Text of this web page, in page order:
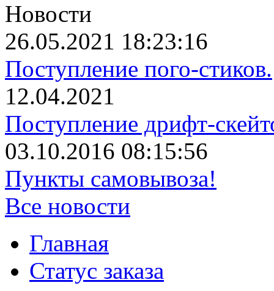
Новости
26.05.2021 18:23:16
Поступление пого-стиков.
12.04.2021
Поступление дрифт-
03.10.2016 08:15:56
Пункты самовывоза!
Все новости
Главная
Статус заказа